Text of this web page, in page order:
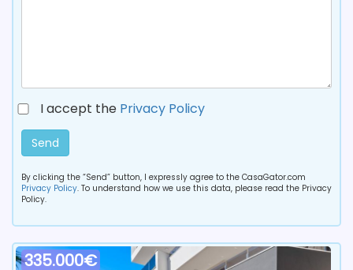
I accept the Privacy Policy
Send
By clicking the “Send” button, I expressly agree to the CasaGator.com
Privacy Policy. To understand how we use this data, please read the Privacy
Policy.
335.000€